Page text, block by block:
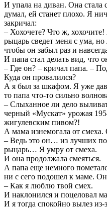
И упала на диван. Она стала
думал, ей станет плохо. Я
закричал:
– Хохочете? Что ж,
рыцарь сведет меня с ума,
чтобы он забыл раз и
И папа стал делать вид, что
– Где он? – кричал папа. –
Куда он провалился?
А я был за шкафом. Я уже
то папа что-то сильно
– Слыханное ли дело
черный «Мускат» урожая
жигулевским пивом?!
А мама изнемогала от смеха.
– Ведь это он… из лучших
рыцарь… Я умру от смеха.
И она продолжала смеяться.
А папа еще немного
ни с сего подошел к маме. Он
– Как я люблю твой смех.
И наклонился и поцеловал
И я тогда спокойно вылез из-